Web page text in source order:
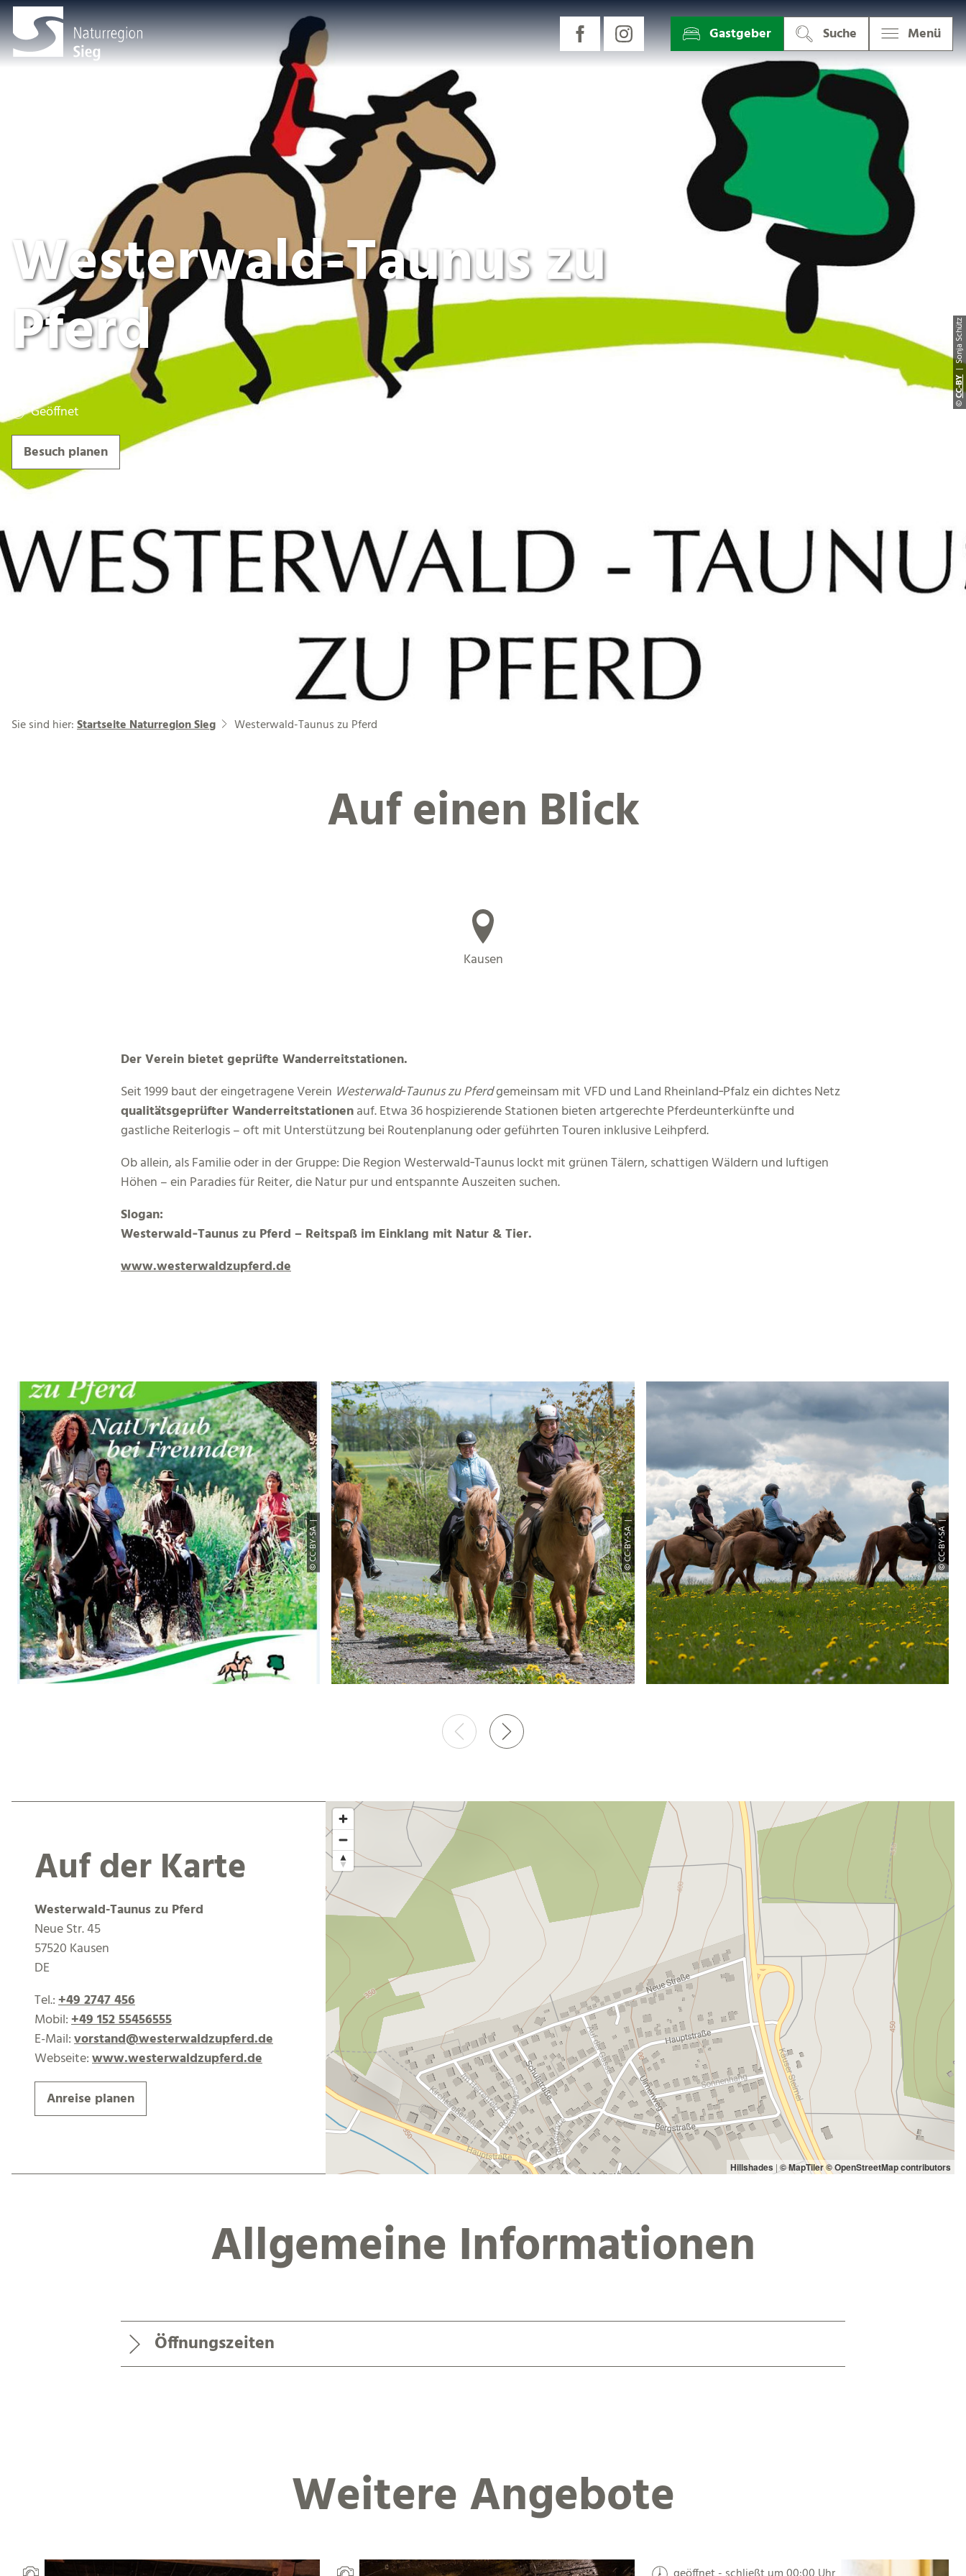
Gastgeber Suche Menü
©
CC-BY
| Sonja Schütz
Westerwald-Taunus zu
Pferd
Geöffnet
Besuch planen
Sie sind hier:Startseite Naturregion Sieg Westerwald-Taunus zu Pferd
Auf einen Blick
Kausen
Der Verein bietet geprüfte Wanderreitstationen.
Seit 1999 baut der eingetragene Verein Westerwald‑Taunus zu Pferdgemeinsam mit VFD und Land Rheinland‑Pfalz ein dichtes Netz
qualitätsgeprüfter Wanderreitstationenauf. Etwa 36 hospizierende Stationen bieten artgerechte Pferdeunterkünfte und
gastliche Reiterlogis – oft mit Unterstützung bei Routenplanung oder geführten Touren inklusive Leihpferd.
Ob allein, als Familie oder in der Gruppe: Die Region Westerwald‑Taunus lockt mit grünen Tälern, schattigen Wäldern und luftigen
Höhen – ein Paradies für Reiter, die Natur pur und entspannte Auszeiten suchen.
Slogan:
Westerwald‑Taunus zu Pferd – Reitspaß im Einklang mit Natur & Tier.
www.westerwaldzupferd.de
© CC-BY-SA | © CC-BY-SA | © CC-BY-SA |
Auf der Karte
Westerwald-Taunus zu Pferd
Neue Str. 45
57520 Kausen
DE
Tel.:+49 2747 456
Mobil:+49 152 55456555
E-Mail:vorstand@westerwaldzupferd.de
Webseite:www.westerwaldzupferd.de
Anreise planen
Hillshades | © MapTiler© OpenStreetMap contributors
Allgemeine Informationen
Öffnungszeiten
Weitere Angebote